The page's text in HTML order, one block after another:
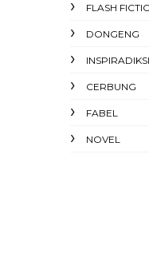
FLASH
DONGENG
INSPIRADIKSI
CERBUNG
FABEL
NOVEL